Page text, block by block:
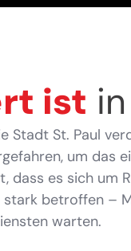
ist
Stadt St. Paul
um das
dass es sich um
betroffen –
warten.